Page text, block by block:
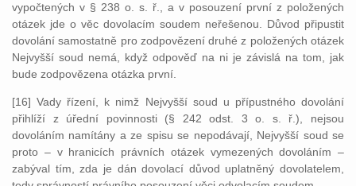
vypočtených v § 238 o. s. ř., a v posouzení první z položených
otázek jde o věc dovolacím soudem neřešenou. Důvod připustit
dovolání samostatně pro zodpovězení druhé z položených otázek
Nejvyšší soud nemá, když odpověď na ni je závislá na tom, jak
bude zodpovězena otázka první.
[16] Vady řízení, k nimž Nejvyšší soud u přípustného dovolání
přihlíží z úřední povinnosti (§ 242 odst. 3 o. s. ř.), nejsou
dovoláním namítány a ze spisu se nepodávají, Nejvyšší soud se
proto – v hranicích právních otázek vymezených dovoláním –
zabýval tím, zda je dán dovolací důvod uplatněný dovolatelem,